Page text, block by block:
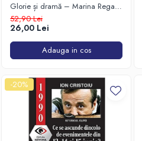
Glorie și dramă – Marina Regală
Română 1940-1945
52,90 Lei
26,00 Lei
Adauga in cos
-20%